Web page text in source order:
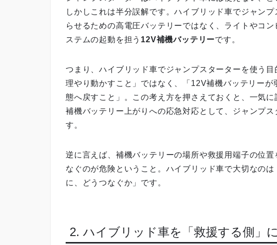
しかしこれは半分誤解です。ハイブリッド車でジャン
らせるための高電圧バッテリーではなく、ライトやコ
ステムの起動を担う 12V補機バッテリーです。
つまり、ハイブリッド車でジャンプスターターを使う
理やり動かすこと」ではなく、「12V補機バッテリー
態へ戻すこと」。この考え方を押さえておくと、一気に
補機バッテリー上がりへの応急対応として、ジャンプ
す。
逆に言えば、補機バッテリーの場所や救援用端子の位
なぐのが危険ということ。ハイブリッド車で大切なの
に、どうつなぐか」です。
2. ハイブリッド車を「救援する側」